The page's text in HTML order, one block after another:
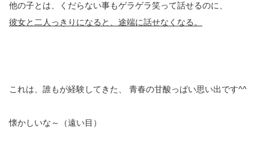
他の子とは、くだらない事もゲラゲラ笑って話せるのに、
彼女と二人っきりになると、途端に話せなくなる。
これは、誰もが経験してきた、 青春の甘酸っぱい思い出です^^
懐かしいな～（遠い目）